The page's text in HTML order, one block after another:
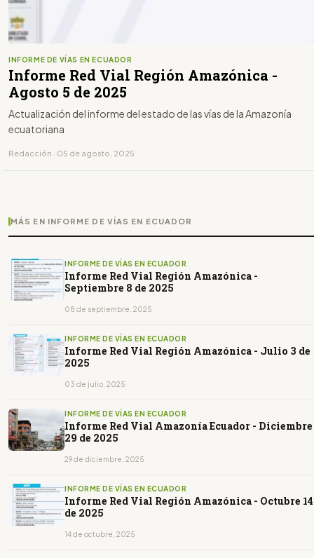
INFORME DE VÍAS EN ECUADOR
Informe Red Vial Región Amazónica -
Agosto 5 de 2025
Actualización del informe del estado de las vías de la Amazonía
ecuatoriana
Redacción · 05 de agosto, 2025
MÁS EN INFORME DE VÍAS EN ECUADOR
INFORME DE VÍAS EN ECUADOR
Informe Red Vial Región Amazónica -
Septiembre 8 de 2025
08 de septiembre, 2025
INFORME DE VÍAS EN ECUADOR
Informe Red Vial Región Amazónica - Julio 3 de
2025
03 de julio, 2025
INFORME DE VÍAS EN ECUADOR
Informe Red Vial Amazonía Ecuador - Diciembre
29 de 2025
29 de diciembre, 2025
INFORME DE VÍAS EN ECUADOR
Informe Red Vial Región Amazónica - Octubre 14
de 2025
14 de octubre, 2025